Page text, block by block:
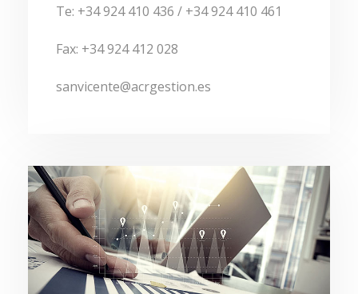
Te: +34 924 410 436 / +34 924 410 461
Fax: +34 924 412 028
sanvicente@acrgestion.es